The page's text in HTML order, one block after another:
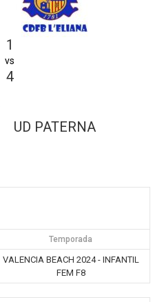
1
vs
4
UD PATERNA
Temporada
VALENCIA BEACH 2024 - INFANTIL
FEM F8